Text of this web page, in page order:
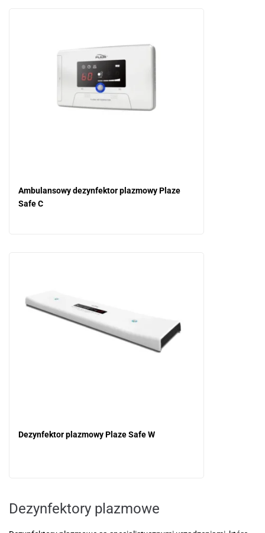
Ambulansowy dezynfektor plazmowy Plaze
Safe C
Dezynfektor plazmowy Plaze Safe W
Dezynfektory plazmowe